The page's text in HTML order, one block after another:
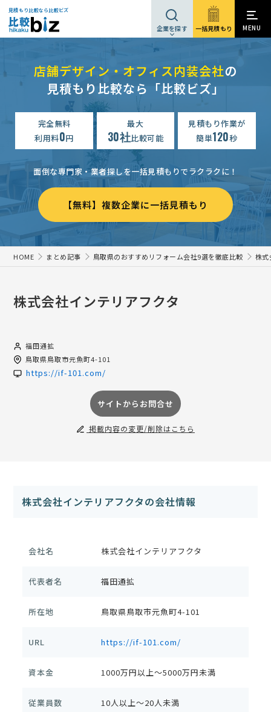
見積もり比較なら比較ビズ
企業を探す 一括見積もり MENU
店舗デザイン・オフィス内装会社の
見積もり比較なら「比較ビズ」
完全無料
利用料0円
最大
30社比較可能
見積もり作業が
簡単120秒
面倒な専門家・業者探しを一括見積もりでラクラクに！
【無料】複数企業に一括見積もり
HOME まとめ記事 鳥取県のおすすめリフォーム会社9選を徹底比較 株式
株式会社インテリアフクタ
福田通拡
鳥取県鳥取市元魚町4-101
https://if-101.com/
サイトからお問合せ
掲載内容の変更/削除はこちら
株式会社インテリアフクタの会社情報
会社名 株式会社インテリアフクタ
代表者名 福田通拡
所在地 鳥取県鳥取市元魚町4-101
URL https://if-101.com/
資本金 1000万円以上～5000万円未満
従業員数 10人以上～20人未満